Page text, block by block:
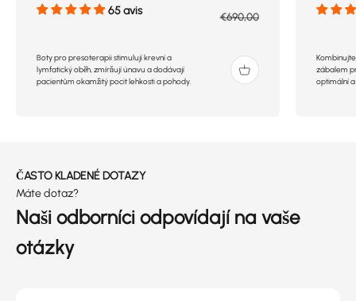
65 avis Prix normal
€690,00
Boty pro presoterapii stimulují krevní a
lymfatický oběh, zmírňují únavu a dodávají
pacientům okamžitý pocit lehkosti a pohody.
zábalem
optimální a
ČASTO KLADENÉ DOTAZY
Máte dotaz?
Naši odborníci odpovídají na vaše
otázky